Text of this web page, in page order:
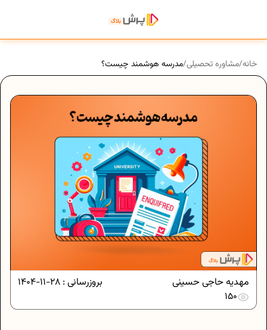
خانه/مشاوره تحصیلی/مدرسه هوشمند چیست؟
بروزرسانی : 28-11-1404
مهدیه حاجی حسینی
150